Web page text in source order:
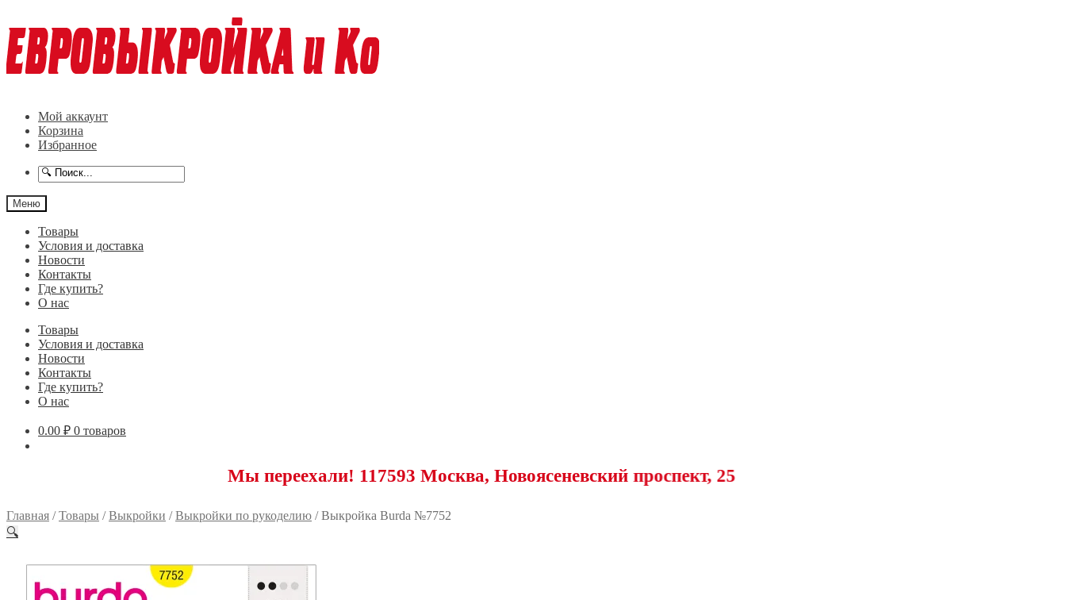
к
навигации
к
содержимому
Мой аккаунт
Корзина
Избранное
Меню
Товары
Условия и доставка
Новости
Контакты
Где купить?
О нас
Товары
Условия и доставка
Новости
Контакты
Где купить?
О нас
0.00 ₽ 0 товаров
Мы переехали! 117593 Москва, Новоясеневский проспект, 25
Главная /Товары /Выкройки /Выкройки по рукоделию /Выкройка Burda №7752
🔍